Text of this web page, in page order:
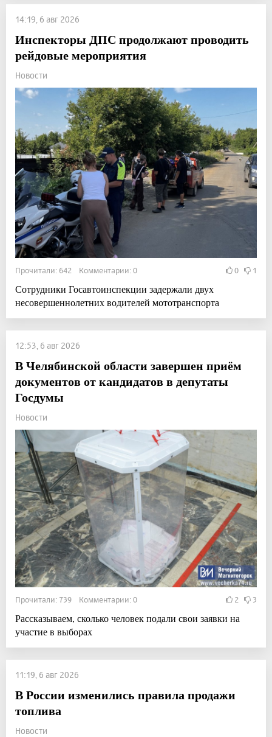
14:19, 6 авг 2026
Инспекторы ДПС продолжают проводить
рейдовые мероприятия
Новости
Прочитали: 642 Комментарии: 0 0 1
Сотрудники Госавтоинспекции задержали двух
несовершеннолетних водителей мототранспорта
12:53, 6 авг 2026
В Челябинской области завершен приём
документов от кандидатов в депутаты
Госдумы
Новости
Прочитали: 739 Комментарии: 0 2 3
Рассказываем, сколько человек подали свои заявки на
участие в выборах
11:19, 6 авг 2026
В России изменились правила продажи
топлива
Новости